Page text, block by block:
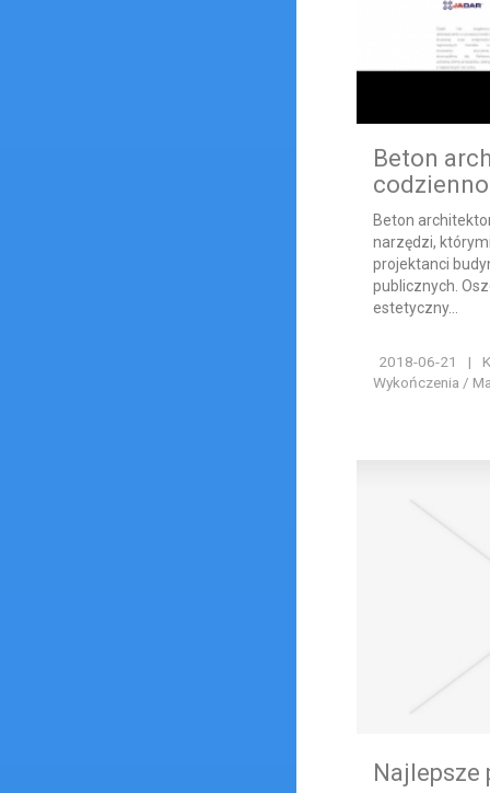
Beton
Beton
narzędzi,
projektanci
publicznych.
estetyczny...
2018-06-21 |
Wykończenia /
Najlepsze